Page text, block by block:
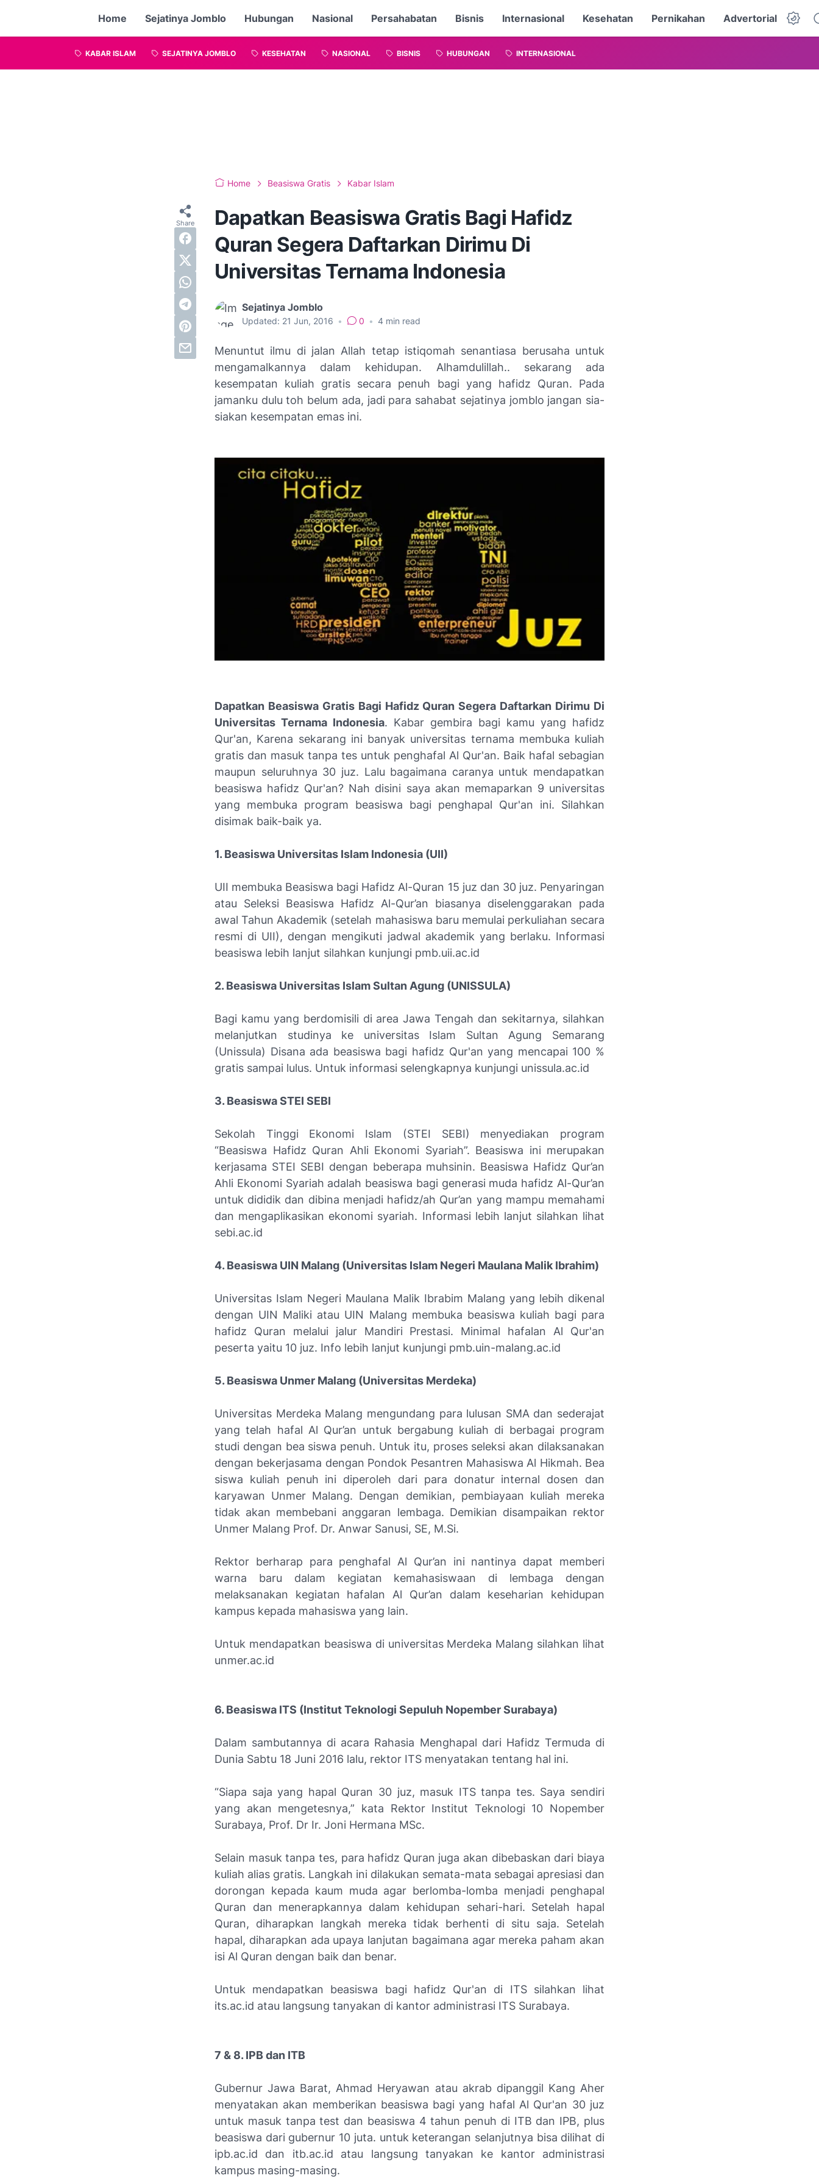
Home Sejatinya Jomblo Hubungan Nasional Persahabatan Bisnis Internasional Kesehatan Pernikahan Advertorial
KABAR ISLAM SEJATINYA JOMBLO KESEHATAN NASIONAL BISNIS HUBUNGAN INTERNASIONAL
Home Beasiswa Gratis Kabar Islam
Dapatkan Beasiswa Gratis Bagi Hafidz
Quran Segera Daftarkan Dirimu Di
Universitas Ternama Indonesia
Sejatinya Jomblo
Updated: 21 Jun, 2016 • 0 • 4 min read
Menuntut ilmu di jalan Allah tetap istiqomah senantiasa berusaha untuk
mengamalkannya dalam kehidupan. Alhamdulillah.. sekarang ada
kesempatan kuliah gratis secara penuh bagi yang hafidz Quran. Pada
jamanku dulu toh belum ada, jadi para sahabat sejatinya jomblo jangan sia-
siakan kesempatan emas ini.
Dapatkan Beasiswa Gratis Bagi Hafidz Quran Segera Daftarkan Dirimu Di
Universitas Ternama Indonesia. Kabar gembira bagi kamu yang hafidz
Qur'an, Karena sekarang ini banyak universitas ternama membuka kuliah
gratis dan masuk tanpa tes untuk penghafal Al Qur'an. Baik hafal sebagian
maupun seluruhnya 30 juz. Lalu bagaimana caranya untuk mendapatkan
beasiswa hafidz Qur'an? Nah disini saya akan memaparkan 9 universitas
yang membuka program beasiswa bagi penghapal Qur'an ini. Silahkan
disimak baik-baik ya.
1. Beasiswa Universitas Islam Indonesia (UII)
UII membuka Beasiswa bagi Hafidz Al-Quran 15 juz dan 30 juz. Penyaringan
atau Seleksi Beasiswa Hafidz Al-Qur’an biasanya diselenggarakan pada
awal Tahun Akademik (setelah mahasiswa baru memulai perkuliahan secara
resmi di UII), dengan mengikuti jadwal akademik yang berlaku. Informasi
beasiswa lebih lanjut silahkan kunjungi pmb.uii.ac.id
2. Beasiswa Universitas Islam Sultan Agung (UNISSULA)
Bagi kamu yang berdomisili di area Jawa Tengah dan sekitarnya, silahkan
melanjutkan studinya ke universitas Islam Sultan Agung Semarang
(Unissula) Disana ada beasiswa bagi hafidz Qur'an yang mencapai 100 %
gratis sampai lulus. Untuk informasi selengkapnya kunjungi unissula.ac.id
3. Beasiswa STEI SEBI
Sekolah Tinggi Ekonomi Islam (STEI SEBI) menyediakan program
“Beasiswa Hafidz Quran Ahli Ekonomi Syariah”. Beasiswa ini merupakan
kerjasama STEI SEBI dengan beberapa muhsinin. Beasiswa Hafidz Qur’an
Ahli Ekonomi Syariah adalah beasiswa bagi generasi muda hafidz Al-Qur’an
untuk dididik dan dibina menjadi hafidz/ah Qur’an yang mampu memahami
dan mengaplikasikan ekonomi syariah. Informasi lebih lanjut silahkan lihat
sebi.ac.id
4. Beasiswa UIN Malang (Universitas Islam Negeri Maulana Malik Ibrahim)
Universitas Islam Negeri Maulana Malik Ibrabim Malang yang lebih dikenal
dengan UIN Maliki atau UIN Malang membuka beasiswa kuliah bagi para
hafidz Quran melalui jalur Mandiri Prestasi. Minimal hafalan Al Qur'an
peserta yaitu 10 juz. Info lebih lanjut kunjungi pmb.uin-malang.ac.id
5. Beasiswa Unmer Malang (Universitas Merdeka)
Universitas Merdeka Malang mengundang para lulusan SMA dan sederajat
yang telah hafal Al Qur’an untuk bergabung kuliah di berbagai program
studi dengan bea siswa penuh. Untuk itu, proses seleksi akan dilaksanakan
dengan bekerjasama dengan Pondok Pesantren Mahasiswa Al Hikmah. Bea
siswa kuliah penuh ini diperoleh dari para donatur internal dosen dan
karyawan Unmer Malang. Dengan demikian, pembiayaan kuliah mereka
tidak akan membebani anggaran lembaga. Demikian disampaikan rektor
Unmer Malang Prof. Dr. Anwar Sanusi, SE, M.Si.
Rektor berharap para penghafal Al Qur’an ini nantinya dapat memberi
warna baru dalam kegiatan kemahasiswaan di lembaga dengan
melaksanakan kegiatan hafalan Al Qur’an dalam keseharian kehidupan
kampus kepada mahasiswa yang lain.
Untuk mendapatkan beasiswa di universitas Merdeka Malang silahkan lihat
unmer.ac.id
6. Beasiswa ITS (Institut Teknologi Sepuluh Nopember Surabaya)
Dalam sambutannya di acara Rahasia Menghapal dari Hafidz Termuda di
Dunia Sabtu 18 Juni 2016 lalu, rektor ITS menyatakan tentang hal ini.
“Siapa saja yang hapal Quran 30 juz, masuk ITS tanpa tes. Saya sendiri
yang akan mengetesnya,” kata Rektor Institut Teknologi 10 Nopember
Surabaya, Prof. Dr Ir. Joni Hermana MSc.
Selain masuk tanpa tes, para hafidz Quran juga akan dibebaskan dari biaya
kuliah alias gratis. Langkah ini dilakukan semata-mata sebagai apresiasi dan
dorongan kepada kaum muda agar berlomba-lomba menjadi penghapal
Quran dan menerapkannya dalam kehidupan sehari-hari. Setelah hapal
Quran, diharapkan langkah mereka tidak berhenti di situ saja. Setelah
hapal, diharapkan ada upaya lanjutan bagaimana agar mereka paham akan
isi Al Quran dengan baik dan benar.
Untuk mendapatkan beasiswa bagi hafidz Qur'an di ITS silahkan lihat
its.ac.id atau langsung tanyakan di kantor administrasi ITS Surabaya.
7 & 8. IPB dan ITB
Gubernur Jawa Barat, Ahmad Heryawan atau akrab dipanggil Kang Aher
menyatakan akan memberikan beasiswa bagi yang hafal Al Qur'an 30 juz
untuk masuk tanpa test dan beasiswa 4 tahun penuh di ITB dan IPB, plus
beasiswa dari gubernur 10 juta. untuk keterangan selanjutnya bisa dilihat di
ipb.ac.id dan itb.ac.id atau langsung tanyakan ke kantor administrasi
kampus masing-masing.